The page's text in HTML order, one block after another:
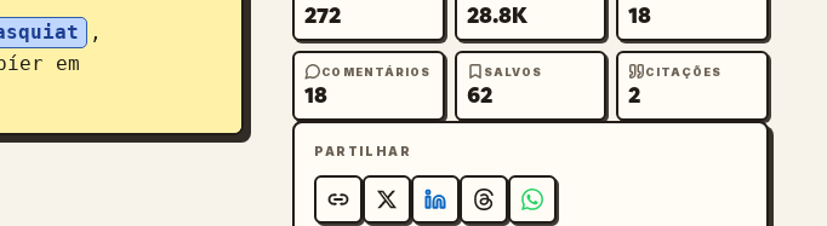
,
em
272 28.8K 18
COMENTÁRIOS
18
SALVOS
62
CITAÇÕES
2
PARTILHAR